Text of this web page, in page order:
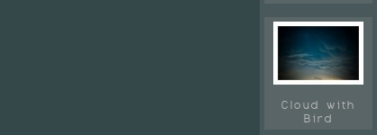
Cloud with
Bird